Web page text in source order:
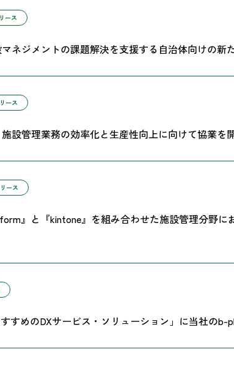
ース
ネジメントの課題解決を支援する自治体向けの
ース
設管理業務の効率化と生産性向上に向けて協業を
ース
』と『kintone』を組み合わせた施設管理分野
すめのDXサービス・ソリューション」に当社の